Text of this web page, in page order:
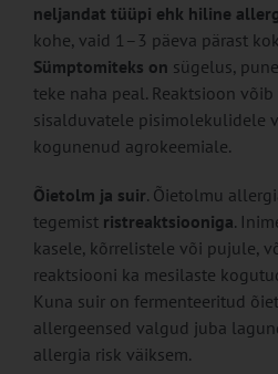
neljandat tüüpi ehk hiline
kohe, vaid 1–3 päeva pärast
Sümptomiteks on sügelus,
teke naha peal. Reaktsioon
sisalduvatele pisimolekulidele
kogunenud agrokeemiale.
Õietolm ja suir. Õietolmu
tegemist ristreaktsiooniga.
kasele, kõrrelistele või pujule,
reaktsiooni ka mesilaste
Kuna suir on fermenteeritud
allergeensed valgud juba
allergia risk väiksem.